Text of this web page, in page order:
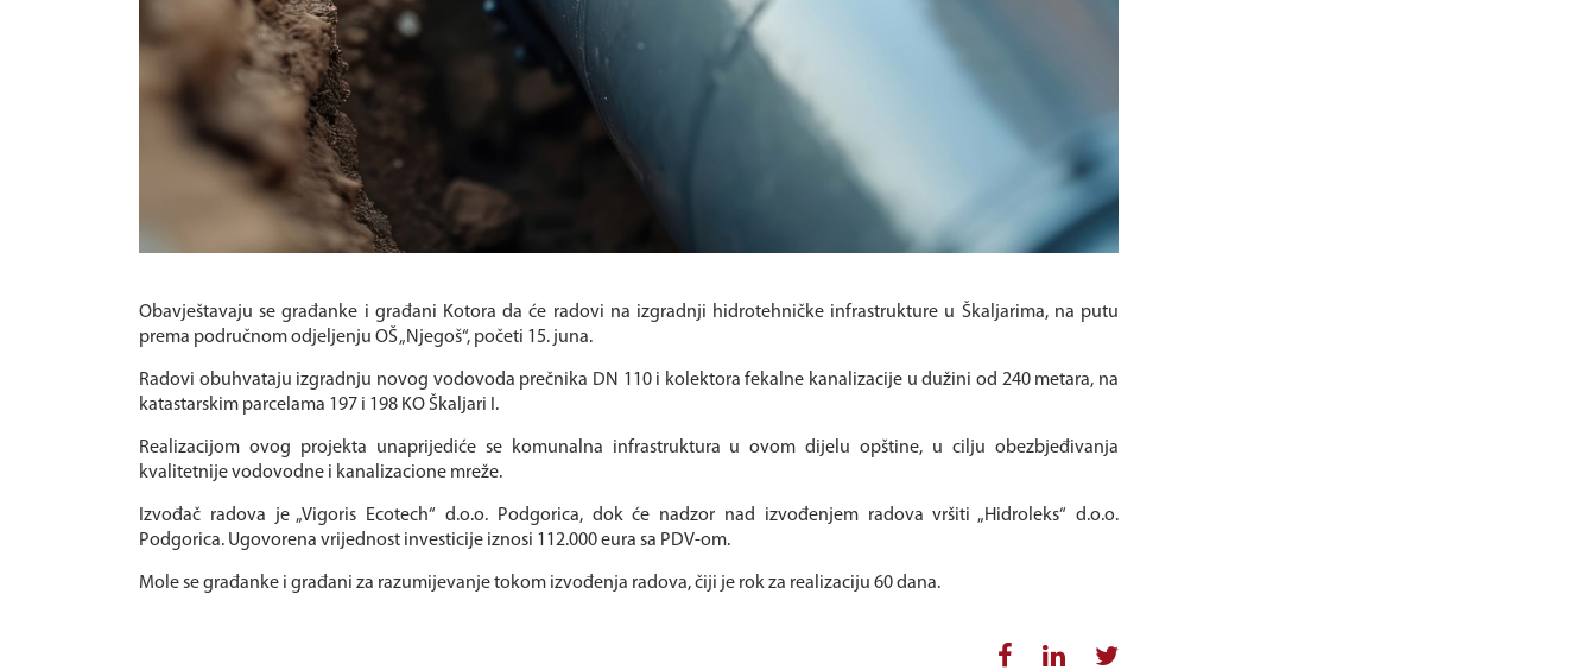
Obavještavaju se građanke i građani Kotora da će radovi na izgradnji hidrotehničke infrastrukture u Škaljarima, na putu
prema područnom odjeljenju OŠ „Njegoš“, početi 15. juna.
Radovi obuhvataju izgradnju novog vodovoda prečnika DN 110 i kolektora fekalne kanalizacije u dužini od 240 metara, na
katastarskim parcelama 197 i 198 KO Škaljari I.
Realizacijom ovog projekta unaprijediće se komunalna infrastruktura u ovom dijelu opštine, u cilju obezbjeđivanja
kvalitetnije vodovodne i kanalizacione mreže.
Izvođač radova je „Vigoris Ecotech“ d.o.o. Podgorica, dok će nadzor nad izvođenjem radova vršiti „Hidroleks“ d.o.o.
Podgorica. Ugovorena vrijednost investicije iznosi 112.000 eura sa PDV-om.
Mole se građanke i građani za razumijevanje tokom izvođenja radova, čiji je rok za realizaciju 60 dana.